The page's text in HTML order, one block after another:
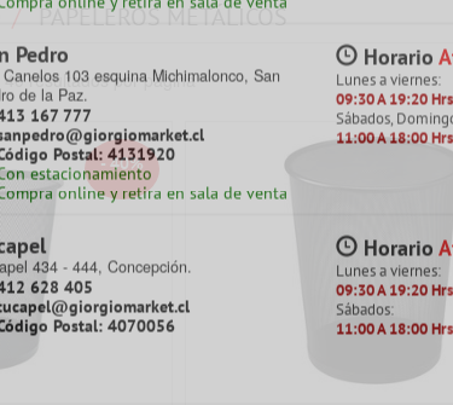
Montt 871, Villa Mora, Coronel.
832 822
Postal: 4200770
estacionamiento
online y retira en sala de venta
Horario
Lunes a viernes:
09:30 A 19:20 Hrs.
Sábados,
11:00 A 18:00 Hrs
Temuco
Pedro Lagos 377, Temuco
243 606
Postal: 4790856
estacionamiento
Compra online y retira en sala de venta
Lunes a viernes:
09:30 A 19:20 Hrs.
Sábados,
11:00 A 18:00 Hrs
PAPELEROS METÁLICOS
resultados por página
- 40%